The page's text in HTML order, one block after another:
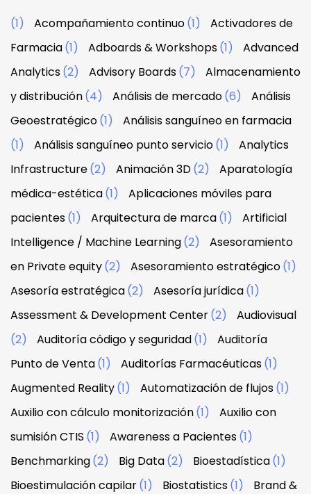
(1) Acompañamiento continuo(1)
Activadores de
Farmacia(1) Adboards & Workshops(1)
Advanced
Analytics(2) Advisory Boards(7)
Almacenamiento
y distribución(4) Análisis de mercado(6)
Análisis
Geoestratégico(1)
Análisis sanguíneo en farmacia
(1)
Análisis sanguíneo punto servicio(1)
Analytics
Infrastructure(2) Animación 3D(2)
Aparatología
médica-estética(1)
Aplicaciones móviles para
pacientes(1) Arquitectura de marca(1)
Artificial
Intelligence / Machine Learning(2)
Asesoramiento
en Private equity(2) Asesoramiento estratégico(1)
Asesoría estratégica(2) Asesoría jurídica(1)
Assessment & Development Center(2)
Audiovisual
(2)
Auditoría código y seguridad(1)
Auditoría
Punto de Venta(1) Auditorías Farmacéuticas(1)
Augmented Reality(1) Automatización de flujos(1)
Auxilio con cálculo monitorización(1)
Auxilio con
sumisión CTIS (1) Awareness a Pacientes(1)
Benchmarking(2) Big Data(2) Bioestadística(1)
Bioestimulación capilar(1) Biostatistics(1)
Brand &